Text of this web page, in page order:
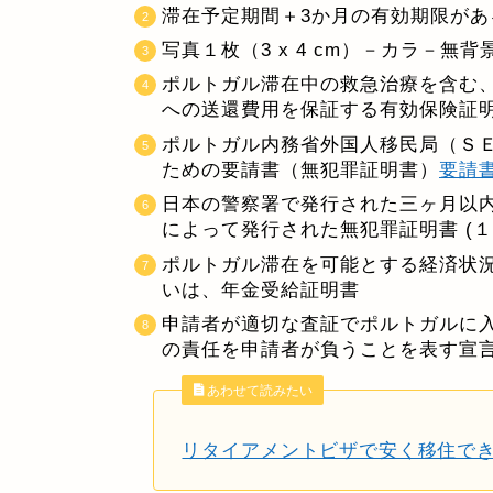
滞在予定期間＋3か月の有効期限が
写真１枚（3 x 4 cm）－カラ－無背
ポルトガル滞在中の救急治療を含む
への送還費用を保証する有効保険証
ポルトガル内務省外国人移民局（Ｓ
ための要請書（無犯罪証明書） 要請
日本の警察署で発行された三ヶ月以
によって発行された無犯罪証明書 (
ポルトガル滞在を可能とする経済状
いは、年金受給証明書
申請者が適切な査証でポルトガルに
の責任を申請者が負うことを表す宣
あわせて読みたい
リタイアメントビザで安く移住で